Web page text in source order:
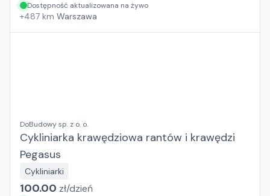
Dostępność aktualizowana na żywo
+487 km Warszawa
DoBudowy sp. z o. o.
Cykliniarka krawędziowa rantów i krawędzi
Pegasus
Cykliniarki
100.00 zł/dzień